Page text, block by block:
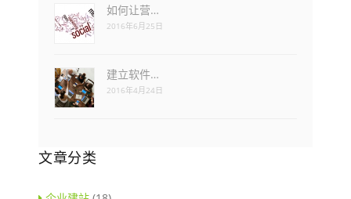
如何让营…
2016年6月25日
建立软件…
2016年4月24日
文章分类